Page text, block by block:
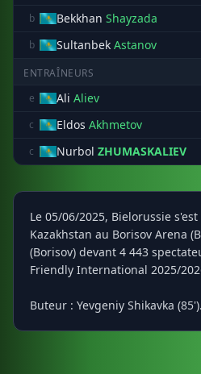
b Bekkhan Shayzada
b Sultanbek Astanov
ENTRAÎNEURS
e
Ali Aliev
c Eldos Akhmetov
c Nurbol ZHUMASKALIEV
Le 05/06/2025, Bielorussie
Kazakhstan au Borisov Arena
(Borisov) devant 4 443
Friendly International 2025/
Buteur : Yevgeniy Shikavka (85').